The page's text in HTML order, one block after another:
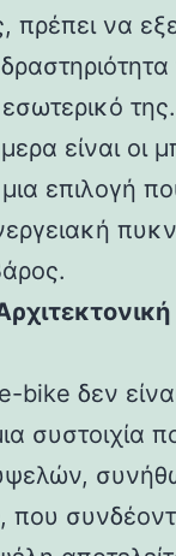
πρέπει να
είναι οι
επιλογή
bike δεν
συστοιχία
που